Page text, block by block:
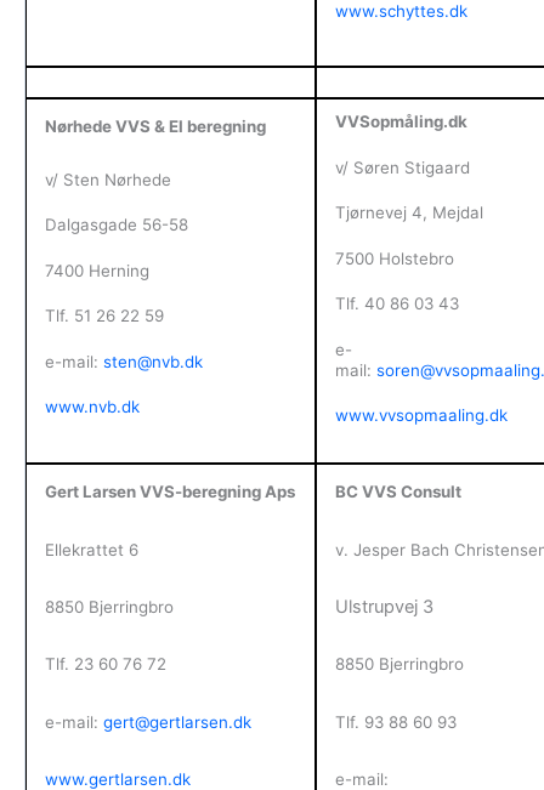
www.schyttes.dk
Nørhede VVS & El beregning
v/ Sten Nørhede
Dalgasgade 56-58
7400 Herning
Tlf. 51 26 22 59
e-mail: sten@nvb.dk
www.nvb.dk
VVSopmåling.dk
v/ Søren Stigaard
Tjørnevej 4, Mejdal
7500 Holstebro
Tlf. 40 86 03 43
e-
mail:
www.vvsopmaaling.dk
Gert LarsenVVS-beregning Aps
Ellekrattet 6
8850 Bjerringbro
Tlf. 23 60 76 72
e-mail: gert@gertlarsen.dk
www.gertlarsen.dk
BC VVS Consult
v. Jesper Bach
Ulstrupvej 3
8850 Bjerringbro
Tlf. 93 88 60 93
e-mail: